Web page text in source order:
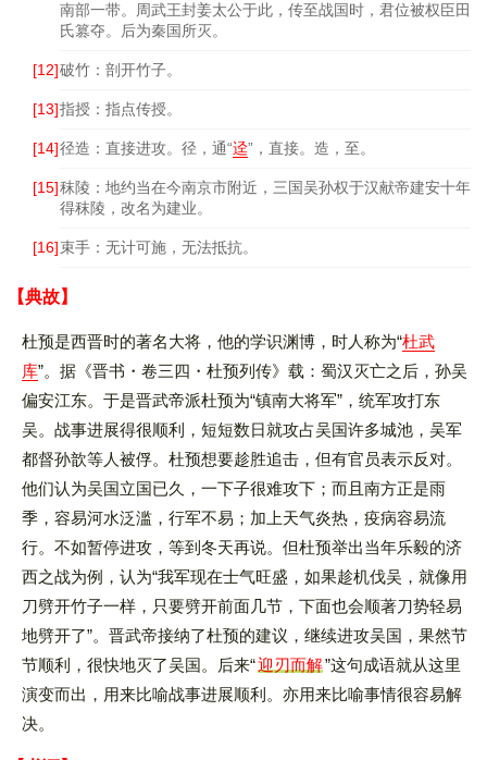
南部一带。周武王封姜太公于此，传至战国时，君位被权臣田
氏篡夺。后为秦国所灭。
[12]破竹：剖开竹子。
[13]指授：指点传授。
[14]径造：直接进攻。径，通“迳”，直接。造，至。
[15]秣陵：地约当在今南京市附近，三国吴孙权于汉献帝建安十年
得秣陵，改名为建业。
[16]束手：无计可施，无法抵抗。
【典故】
杜预是西晋时的著名大将，他的学识渊博，时人称为“杜武
库”。据《晋书・卷三四・杜预列传》载：蜀汉灭亡之后，孙吴
偏安江东。于是晋武帝派杜预为“镇南大将军”，统军攻打东
吴。战事进展得很顺利，短短数日就攻占吴国许多城池，吴军
都督孙歆等人被俘。杜预想要趁胜追击，但有官员表示反对。
他们认为吴国立国已久，一下子很难攻下；而且南方正是雨
季，容易河水泛滥，行军不易；加上天气炎热，疫病容易流
行。不如暂停进攻，等到冬天再说。但杜预举出当年乐毅的济
西之战为例，认为“我军现在士气旺盛，如果趁机伐吴，就像用
刀劈开竹子一样，只要劈开前面几节，下面也会顺著刀势轻易
地劈开了”。晋武帝接纳了杜预的建议，继续进攻吴国，果然节
节顺利，很快地灭了吴国。后来“迎刃而解”这句成语就从这里
演变而出，用来比喻战事进展顺利。亦用来比喻事情很容易解
决。